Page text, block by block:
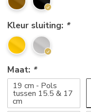
Kleur sluiting: *
Maat: *
19 cm - Pols
tussen 15.5 & 17
cm